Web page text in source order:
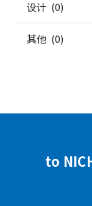
设计 (0)
其他 (0)
to